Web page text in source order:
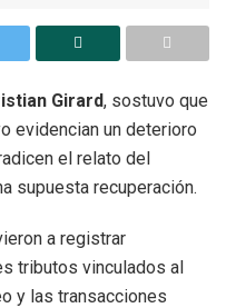
Girard, sostuvo que
evidencian un deterioro
el relato del
supuesta recuperación.
a registrar
tributos vinculados al
y las transacciones